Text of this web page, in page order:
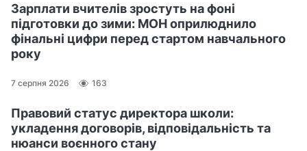
Зарплати вчителів зростуть на фоні
підготовки до зими: МОН оприлюднило
фінальні цифри перед стартом навчального
року
7 серпня 2026 163
Правовий статус директора школи:
укладення договорів, відповідальність та
нюанси воєнного стану